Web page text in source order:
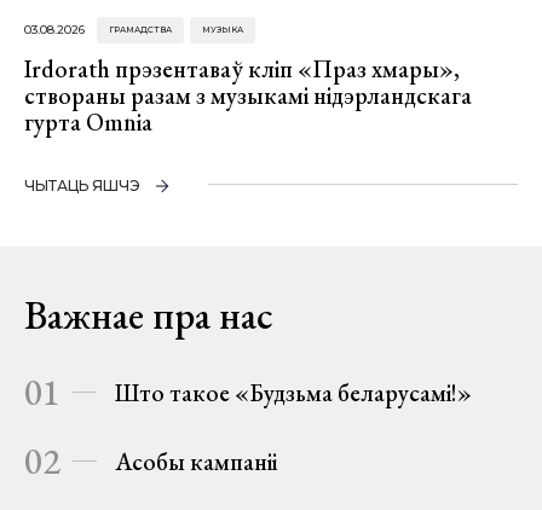
03.08.2026 ГРАМАДСТВА МУЗЫКА
Irdorath прэзентаваў кліп «Праз хмары»,
створаны разам з музыкамі нідэрландскага
гурта Omnia
ЧЫТАЦЬ ЯШЧЭ
Важнае пра нас
01 Што такое «Будзьма беларусамі!»
02 Асобы кампаніі